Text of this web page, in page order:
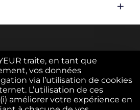
traite, en tant que
vos données
via l’utilisation de cookies
L’utilisation de ces
améliorer votre expérience en